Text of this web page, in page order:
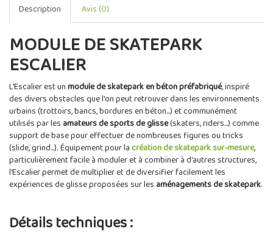
Description Avis (0)
MODULE DE SKATEPARK
ESCALIER
L'Escalier est unmodule de skatepark en béton préfabriqué, inspiré
des divers obstacles que l'on peut retrouver dans les environnements
urbains (trottoirs, bancs, bordures en béton...) et communément
utilisés par les amateurs de sports de glisse(skaters, riders...) comme
support de base pour effectuer de nombreuses figures ou tricks
(slide, grind...). Équipement pour lacréation de skatepark sur-mesure,
particulièrement facile à moduler et à combiner à d'autres structures,
l'Escalier permet de multiplier et de diversifier facilement les
expériences de glisse proposées sur les aménagements de skatepark.
Détails techniques :